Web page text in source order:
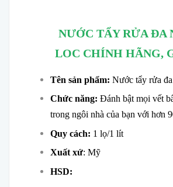
NƯỚC TẨY RỬA ĐA
LOC CHÍNH HÃNG,
Tên sản phẩm: Nước tẩy rửa
Chức năng: Đánh bật mọi vết
trong ngôi nhà của bạn với hơn
Quy cách: 1 lọ/1 lít
Xuất xứ: Mỹ
HSD: